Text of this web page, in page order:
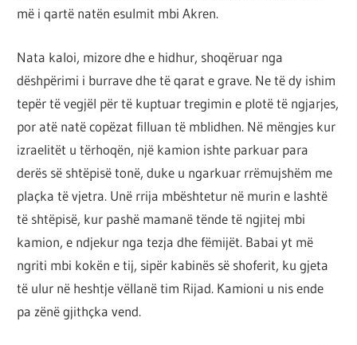
më i qartë natën esulmit mbi Akren.
Nata kaloi, mizore dhe e hidhur, shoqëruar nga
dëshpërimi i burrave dhe të qarat e grave. Ne të dy ishim
tepër të vegjël për të kuptuar tregimin e plotë të ngjarjes,
por atë natë copëzat filluan të mblidhen. Në mëngjes kur
izraelitët u tërhoqën, një kamion ishte parkuar para
derës së shtëpisë tonë, duke u ngarkuar rrëmujshëm me
plaçka të vjetra. Unë rrija mbështetur në murin e lashtë
të shtëpisë, kur pashë mamanë tënde të ngjitej mbi
kamion, e ndjekur nga tezja dhe fëmijët. Babai yt më
ngriti mbi kokën e tij, sipër kabinës së shoferit, ku gjeta
të ulur në heshtje vëllanë tim Rijad. Kamioni u nis ende
pa zënë gjithçka vend.